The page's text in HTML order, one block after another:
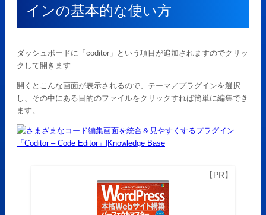
インの基本的な使い方
ダッシュボードに「coditor」という項目が追加されますのでクリッ
クして開きます
開くとこんな画面が表示されるので、テーマ／プラグインを選択
し、その中にある目的のファイルをクリックすれば簡単に編集でき
ます。